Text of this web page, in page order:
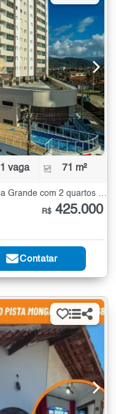
1 vaga 71 m²
Apartamento à Venda no Jardim Praia Grande com 2 quartos - 71 m²
R$ 425.000
Contatar